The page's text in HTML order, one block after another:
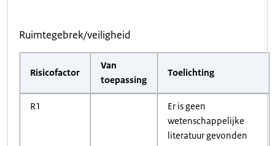
Ruimtegebrek/veiligheid
Risicofactor
Van
toepassing
Toelichting
R1
Er is geen
wetenschappelijke
literatuur gevonden